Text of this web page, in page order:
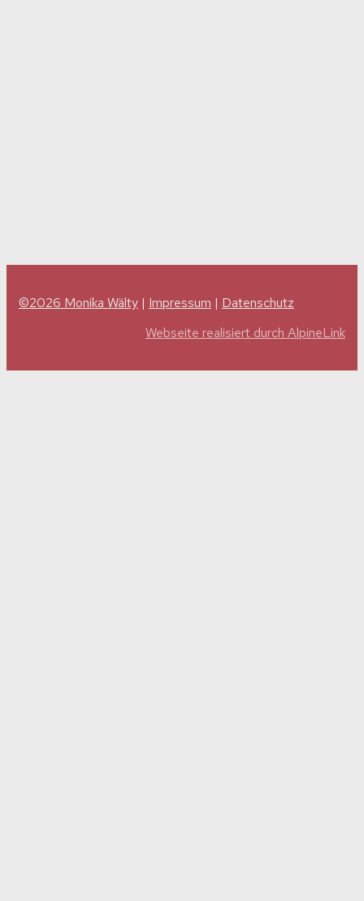
©2026 Monika Wälty | Impressum | Datenschutz
Webseite realisiert durch AlpineLink